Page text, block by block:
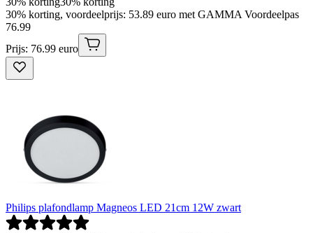
30% korting, voordeelprijs: 53.89 euro met GAMMA Voordeelpas
76.99
Prijs: 76.99 euro
Philips plafondlamp Magneos LED 21cm 12W zwart